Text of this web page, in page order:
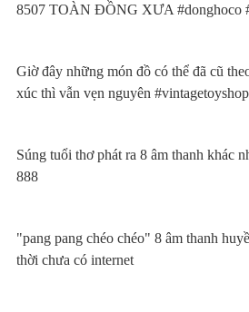
8507 TOÀN ĐỒNG XƯA #donghoco
Giờ đây những món đồ có thể đã cũ
xúc thì vẫn vẹn nguyên #vintagetoyshop
Súng tuổi thơ phát ra 8 âm thanh khác
888
"pang pang chéo chéo" 8 âm thanh
thời chưa có internet